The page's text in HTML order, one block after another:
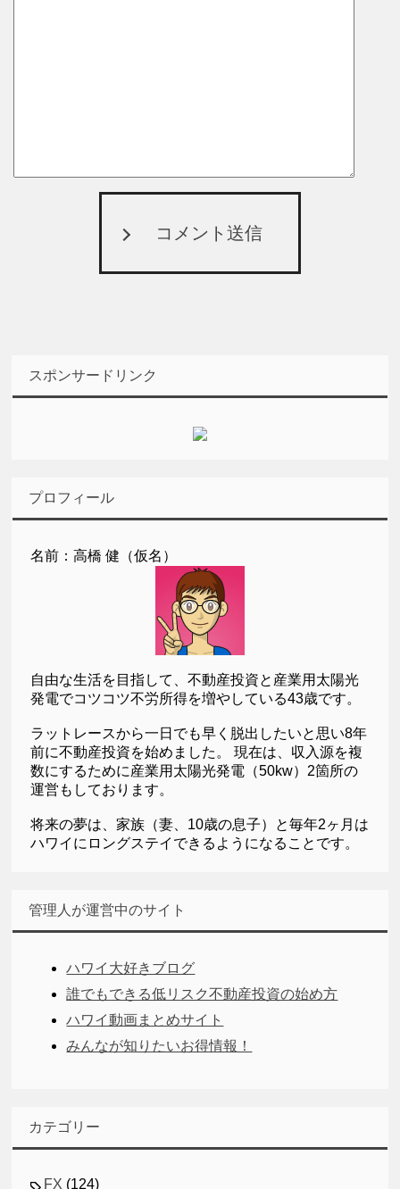
コメント送信
スポンサードリンク
プロフィール
名前：高橋 健（仮名）
自由な生活を目指して、不動産投資と産業用太陽光
発電でコツコツ不労所得を増やしている43歳です。
ラットレースから一日でも早く脱出したいと思い8年
前に不動産投資を始めました。 現在は、収入源を複
数にするために産業用太陽光発電（50kw）2箇所の
運営もしております。
将来の夢は、家族（妻、10歳の息子）と毎年2ヶ月は
ハワイにロングステイできるようになることです。
管理人が運営中のサイト
ハワイ大好きブログ
誰でもできる低リスク不動産投資の始め方
ハワイ動画まとめサイト
みんなが知りたいお得情報！
カテゴリー
FX (124)